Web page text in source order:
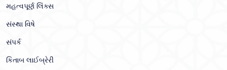
મહત્વપૂર્ણ લિંક્સ
સંસ્થા વિષે
સંપર્ક
કિતાબ લાઈબ્રેરી